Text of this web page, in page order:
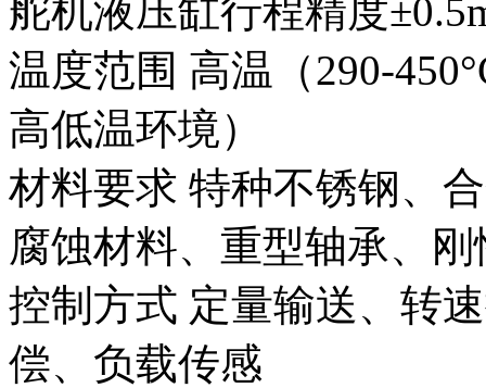
舵机液压缸行程精度
温度范围 高温（290-
高低温环境）
材料要求 特种不锈钢、
腐蚀材料、重型轴承、
控制方式 定量输送、转
偿、负载传感